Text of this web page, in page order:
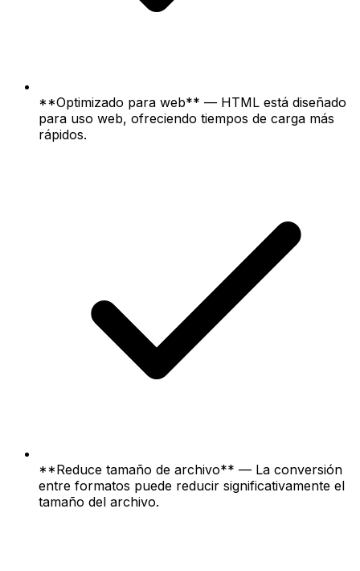
**Optimizado para web** — HTML está diseñado
para uso web, ofreciendo tiempos de carga más
rápidos.
**Reduce tamaño de archivo** — La conversión
entre formatos puede reducir significativamente el
tamaño del archivo.